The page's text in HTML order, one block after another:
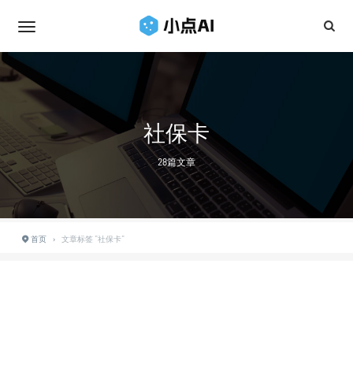
社保卡
28篇文章
首页 › 文章标签 "社保卡"